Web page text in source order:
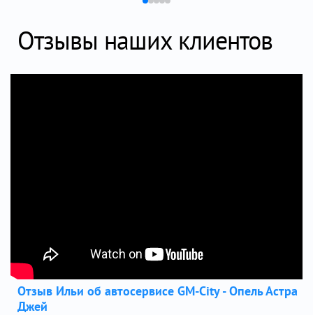
Отзывы наших клиентов
Отзыв Ильи об автосервисе GM-City - Опель Астра
Джей